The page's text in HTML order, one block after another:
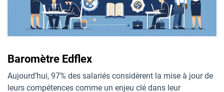
Baromètre Edflex
Aujourd’hui, 97% des salariés considèrent la mise à jour de
leurs compétences comme un enjeu clé dans leur